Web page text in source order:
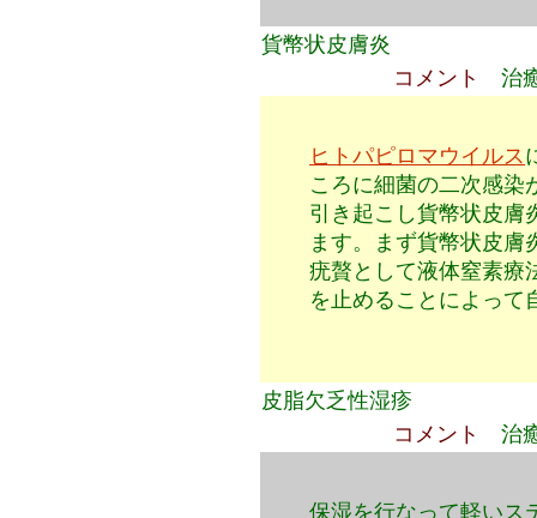
貨幣状皮膚炎
コメント 治
ヒトパピロマウイルス
ころに細菌の二次感染
引き起こし貨幣状皮膚
ます。まず貨幣状皮膚
疣贅として液体窒素療
を止めることによって
皮脂欠乏性湿疹
コメント 治
保湿を行なって軽いス